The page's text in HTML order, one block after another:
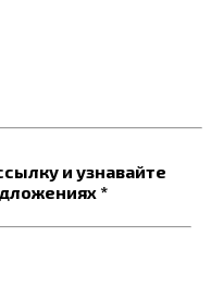
и узнавайте
*